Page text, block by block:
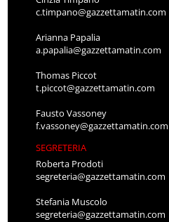
c.timpano@gazzettamatin.com
Arianna Papalia
a.papalia@gazzettamatin.com
Thomas Piccot
t.piccot@gazzettamatin.com
Fausto Vassoney
f.vassoney@gazzettamatin.com
SEGRETERIA
Roberta Prodoti
segreteria@gazzettamatin.com
Stefania Muscolo
segreteria@gazzettamatin.com